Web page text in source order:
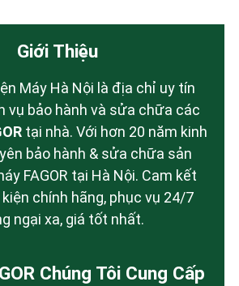
Giới Thiệu
Máy Hà Nội là địa chỉ uy tín
vụ bảo hành và sửa chữa các
tại nhà. Với hơn 20 năm kinh
bảo hành & sửa chữa sản
FAGOR tại Hà Nội. Cam kết
chính hãng, phục vụ 24/7
ngại xa, giá tốt nhất.
Chúng Tôi Cung Cấp